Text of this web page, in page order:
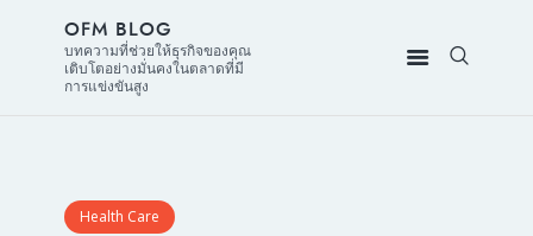
OFM BLOG
บทความที่ช่วยให้ธุรกิจของคุณ
เติบโตอย่างมั่นคงในตลาดที่มี
การแข่งขันสูง
Health Care